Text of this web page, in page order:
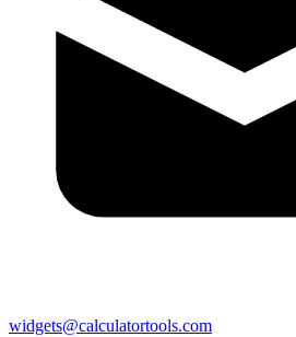
widgets@calculatortools.com